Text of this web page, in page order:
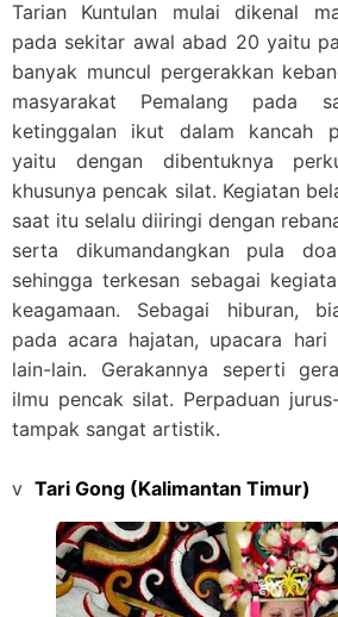
Tarian Kuntulan mulai dikenal
pada sekitar awal abad 20 yaitu
banyak muncul pergerakkan
masyarakat Pemalang
ketinggalan ikut dalam kancah
yaitu dengan dibentuknya
khusunya pencak silat. Kegiatan
saat itu selalu diiringi dengan
serta dikumandangkan pula
sehingga terkesan sebagai
keagamaan. Sebagai hiburan,
pada acara hajatan, upacara hari
lain-lain. Gerakannya seperti
ilmu pencak silat. Perpaduan
tampak sangat artistik.
v Tari Gong (Kalimantan Timur)